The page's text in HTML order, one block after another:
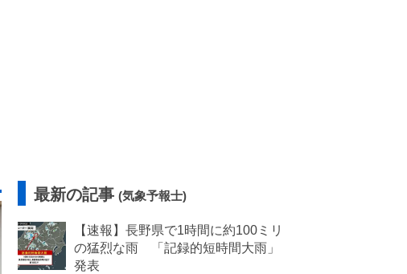
最新の記事 (気象予報士)
【速報】長野県で1時間に約100ミリ
の猛烈な雨 「記録的短時間大雨」
発表